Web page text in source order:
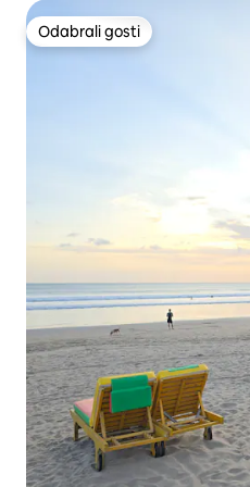
Odabrali gosti
Odabrali gosti